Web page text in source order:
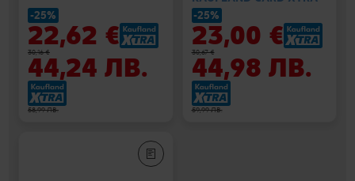
-25%
22,62 €
30,16 €
44,24 ЛВ.
58,99 ЛВ.
-25%
23,00 €
30,67 €
44,98 ЛВ.
59,99 ЛВ.